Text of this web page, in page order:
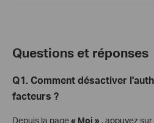
Questions et réponses
Q1. Comment désactiver
facteurs ?
Depuis la page« Moi » , appuyez sur